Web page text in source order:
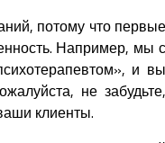
потому что первые
Например, мы с
и вы
не забудьте,
клиенты.